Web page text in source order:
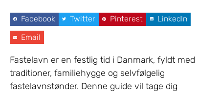
Facebook Twitter Pinterest
LinkedIn
Email
Fastelavn er en festlig tid i Danmark, fyldt med
traditioner, familiehygge og selvfølgelig
fastelavnstønder. Denne guide vil tage dig